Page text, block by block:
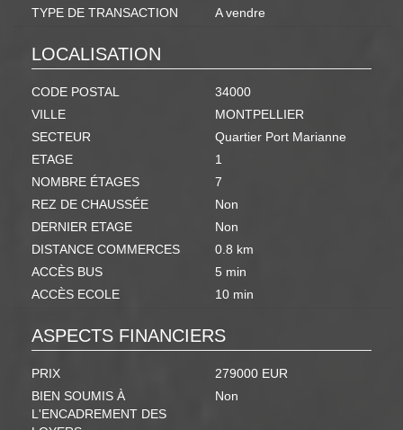
TYPE DE TRANSACTION
A vendre
LOCALISATION
CODE POSTAL
34000
VILLE
MONTPELLIER
SECTEUR
Quartier Port Marianne
ETAGE
1
NOMBRE ÉTAGES
7
REZ DE CHAUSSÉE
Non
DERNIER ETAGE
Non
DISTANCE COMMERCES
0.8 km
ACCÈS BUS
5 min
ACCÈS ECOLE
10 min
ASPECTS FINANCIERS
PRIX
279000 EUR
BIEN SOUMIS À
L'ENCADREMENT DES
Non